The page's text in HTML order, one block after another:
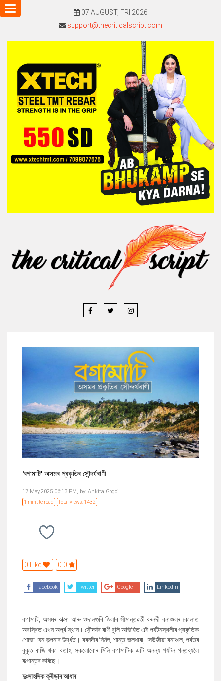
07 AUGUST, FRI 2026
support@thecriticalscript.com
Toggle
navigation
'বগামাটি' অসমৰ প্ৰকৃতিৰ সৌন্দৰ্যৰাণী
17 May,2025 06:13 PM, by: Ankita Gogoi
1 minute read Total views: 1432
0 Like 0.0
Facebook Twitter Google + Linkedin
বগামাটি, অসমৰ বাক্সা আৰু ওদালগুৰি জিলাৰ সীমান্তৱৰ্তী বৰনদী বনাঞ্চলৰ কোলাত
অবস্থিত এখন অপূৰ্ব স্থান। সৌন্দৰ্যৰ ৰাণী বুলি অভিহিত এই পৰ্যটনস্থলীৰ প্ৰাকৃতিক
শোভা যেন কল্পনাৰ উৰ্দ্ধত। বৰনদীৰ নিৰ্মল, শান্ত জলধাৰা, সেউজীয়া বনাঞ্চল, পৰ্বতৰ
বুকুত বাজি থকা বতাহ, সকলোবোৰ মিলি বগামাটিক এটি অনন্য পৰ্যটন গন্তব্যলৈ
ৰূপান্তৰ কৰিছে।
দুঃসাহসিক ক্ৰীড়াৰ আধাৰ